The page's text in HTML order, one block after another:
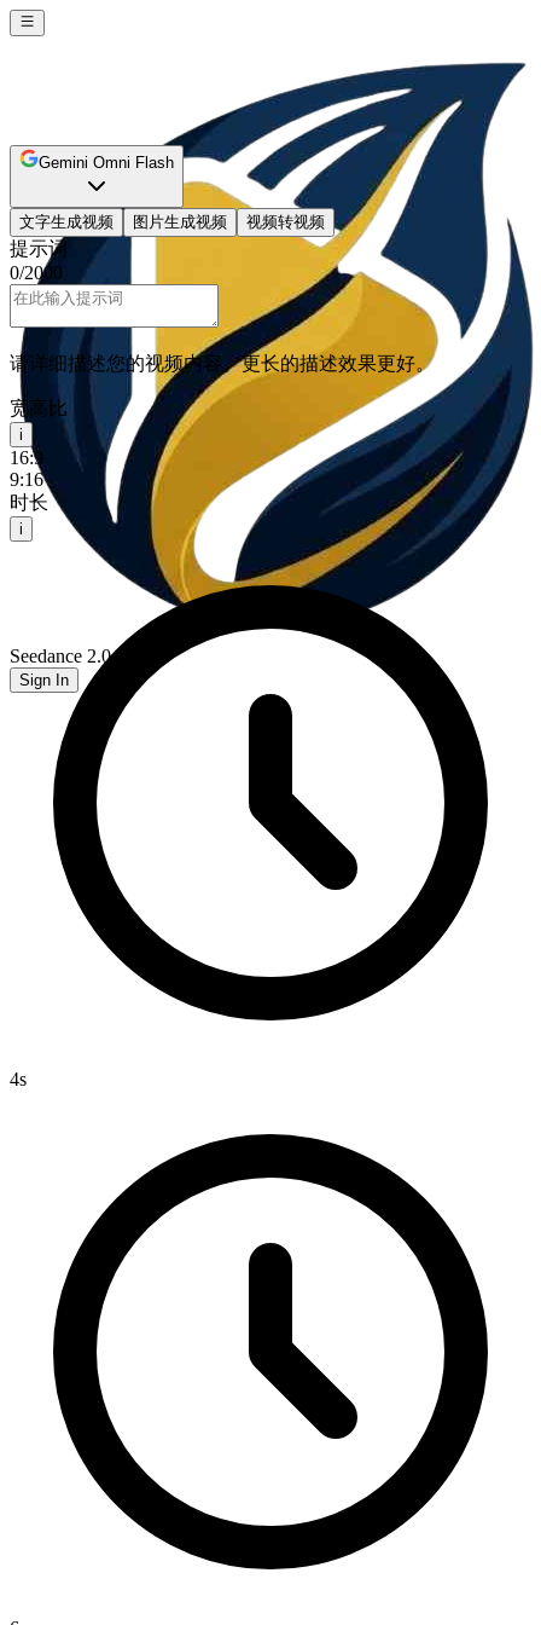
Seedance 2.0
Sign In
Gemini Omni Flash
文字生成视频 图片生成视频 视频转视频
提示词
0/2000
请详细描述您的视频内容。更长的描述效果更好。
宽高比
i
16:9
9:16
时长
i
4s